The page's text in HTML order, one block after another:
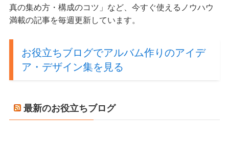
真の集め方・構成のコツ」など、今すぐ使えるノウハウ
満載の記事を毎週更新しています。
お役立ちブログでアルバム作りのアイデ
ア・デザイン集を見る
最新のお役立ちブログ